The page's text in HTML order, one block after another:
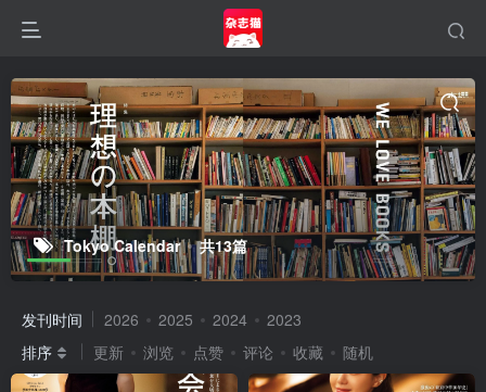
Tokyo Calendar 共13篇
发刊时间 2026 2025 2024
2023
排序
更新 浏览 点赞 评论 收藏 随机